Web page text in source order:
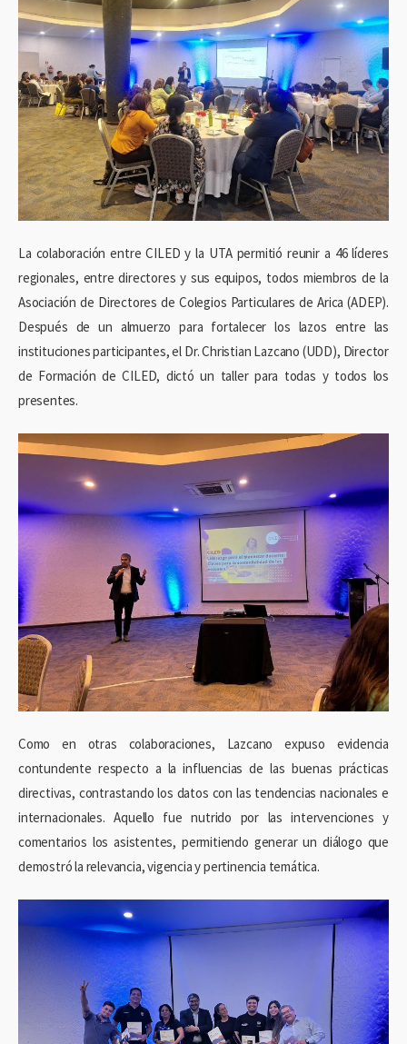
La colaboración entre CILED y la UTA permitió reunir a 46 líderes
regionales, entre directores y sus equipos, todos miembros de la
Asociación de Directores de Colegios Particulares de Arica (ADEP).
Después de un almuerzo para fortalecer los lazos entre las
instituciones participantes, el Dr. Christian Lazcano (UDD), Director
de Formación de CILED, dictó un taller para todas y todos los
presentes.
Como en otras colaboraciones, Lazcano expuso evidencia
contundente respecto a la influencias de las buenas prácticas
directivas, contrastando los datos con las tendencias nacionales e
internacionales. Aquello fue nutrido por las intervenciones y
comentarios los asistentes, permitiendo generar un diálogo que
demostró la relevancia, vigencia y pertinencia temática.